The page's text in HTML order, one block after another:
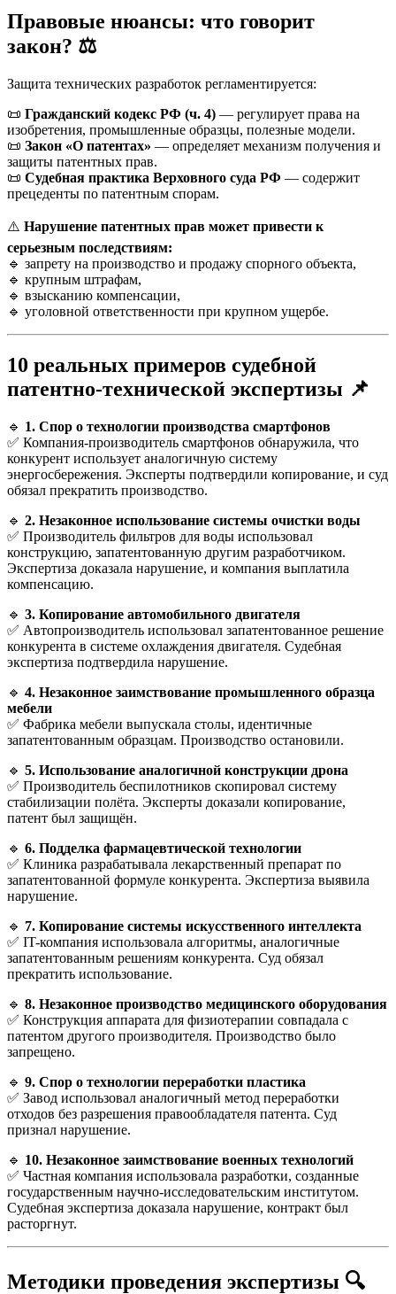
Правовые нюансы: что говорит
закон? ⚖️
Защита технических разработок регламентируется:
📜 Гражданский кодекс РФ (ч. 4) — регулирует права на
изобретения, промышленные образцы, полезные модели.
📜 Закон «О патентах» — определяет механизм получения и
защиты патентных прав.
📜 Судебная практика Верховного суда РФ — содержит
прецеденты по патентным спорам.
⚠️ Нарушение патентных прав может привести к
серьезным последствиям:
🔹 запрету на производство и продажу спорного объекта,
🔹 крупным штрафам,
🔹 взысканию компенсации,
🔹 уголовной ответственности при крупном ущербе.
10 реальных примеров судебной
патентно-технической экспертизы 📌
🔹 1. Спор о технологии производства смартфонов
✅ Компания-производитель смартфонов обнаружила, что
конкурент использует аналогичную систему
энергосбережения. Эксперты подтвердили копирование, и суд
обязал прекратить производство.
🔹 2. Незаконное использование системы очистки воды
✅ Производитель фильтров для воды использовал
конструкцию, запатентованную другим разработчиком.
Экспертиза доказала нарушение, и компания выплатила
компенсацию.
🔹 3. Копирование автомобильного двигателя
✅ Автопроизводитель использовал запатентованное решение
конкурента в системе охлаждения двигателя. Судебная
экспертиза подтвердила нарушение.
🔹 4. Незаконное заимствование промышленного образца
мебели
✅ Фабрика мебели выпускала столы, идентичные
запатентованным образцам. Производство остановили.
🔹 5. Использование аналогичной конструкции дрона
✅ Производитель беспилотников скопировал систему
стабилизации полёта. Эксперты доказали копирование,
патент был защищён.
🔹 6. Подделка фармацевтической технологии
✅ Клиника разрабатывала лекарственный препарат по
запатентованной формуле конкурента. Экспертиза выявила
нарушение.
🔹 7. Копирование системы искусственного интеллекта
✅ IT-компания использовала алгоритмы, аналогичные
запатентованным решениям конкурента. Суд обязал
прекратить использование.
🔹 8. Незаконное производство медицинского оборудования
✅ Конструкция аппарата для физиотерапии совпадала с
патентом другого производителя. Производство было
запрещено.
🔹 9. Спор о технологии переработки пластика
✅ Завод использовал аналогичный метод переработки
отходов без разрешения правообладателя патента. Суд
признал нарушение.
🔹 10. Незаконное заимствование военных технологий
✅ Частная компания использовала разработки, созданные
государственным научно-исследовательским институтом.
Судебная экспертиза доказала нарушение, контракт был
расторгнут.
Методики проведения экспертизы 🔍